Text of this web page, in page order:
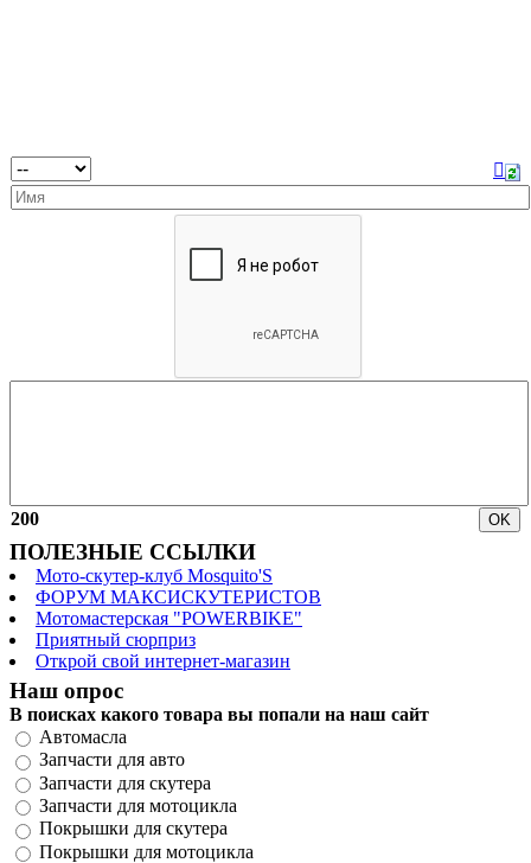
200
ПОЛЕЗНЫЕ ССЫЛКИ
Мото-скутер-клуб Mosquito'S
ФОРУМ МАКСИСКУТЕРИСТОВ
Мотомастерская "POWERBIKE"
Приятный сюрприз
Открой свой интернет-магазин
Наш опрос
В поисках какого товара вы попали на наш сайт
Автомасла
Запчасти для авто
Запчасти для скутера
Запчасти для мотоцикла
Покрышки для скутера
Покрышки для мотоцикла